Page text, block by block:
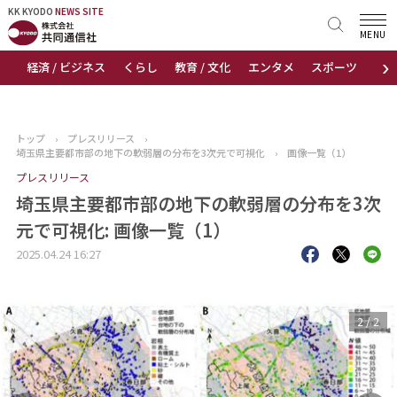
KK KYODO NEWS SITE
›
経済 / ビジネス くらし 教育 / 文化 エンタメ スポーツ 地域
MENU
KK KYODONEWS SITE
トップページ
ニュース
おすすめコンテンツ
出版物
トップ › プレスリリース
›
埼玉県主要都市部の地下の軟弱層の分布を3次元で可視化
› 画像一覧（1）
プレスリリース
埼玉県主要都市部の地下の軟弱層の分布を3次
元で可視化: 画像一覧（1）
2025.04.24 16:27
1/2